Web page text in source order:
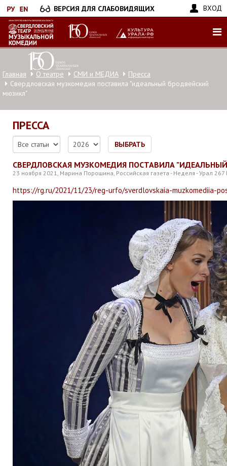
Перейти
к
основному
содержанию
ВЕРСИЯ ДЛЯ СЛАБОВИДЯЩИХ ВХОД
Главная О театре СМИ и МЕДИА
Пресса
Свердловская музкомедия поставила "идеальный бродвейский
мюзикл"
ПРЕССА
ВЫБРАТЬ
СВЕРДЛОВСКАЯ МУЗКОМЕДИЯ ПОСТАВИЛА
23 ноября 2021, Марина Порошина, Российская газета - Неделя - Урал
https://rg.ru/2021/11/23/reg-urfo/sverdlovskaia-muzkomediia-